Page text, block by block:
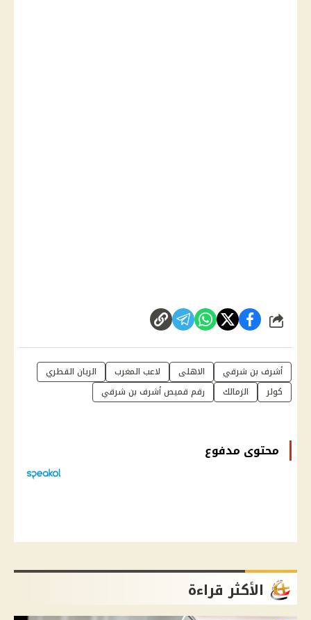
شارك
أشرف بن شرقي الاهلى لاعب المغرب
الريان القطري
كولر
الزمالك رقم قميص أشرف بن شرقي
محتوى مدفوع
الأكثر قراءة